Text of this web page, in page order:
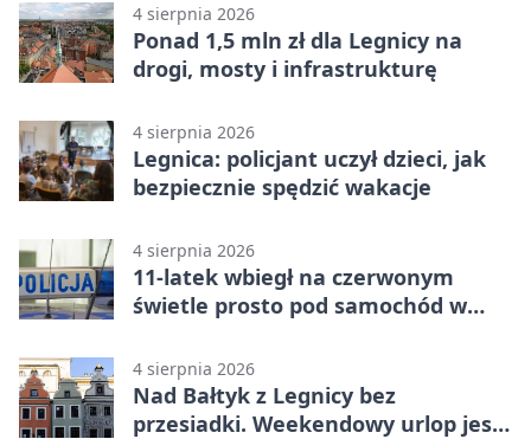
4 sierpnia 2026
Ponad 1,5 mln zł dla Legnicy na
drogi, mosty i infrastrukturę
4 sierpnia 2026
Legnica: policjant uczył dzieci, jak
bezpiecznie spędzić wakacje
4 sierpnia 2026
11-latek wbiegł na czerwonym
świetle prosto pod samochód w
4 sierpnia 2026
Nad Bałtyk z Legnicy bez
przesiadki. Weekendowy urlop jest